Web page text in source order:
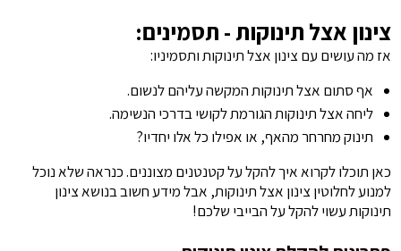
צינון אצל תינוקות - תסמינים:
אז מה עושים עם צינון אצל תינוקות ותסמיניו:
אף סתום אצל תינוקות המקשה עליהם לנשום.
ליחה אצל תינוקות הגורמת לקושי בדרכי הנשימה.
תינוק מחרחר מהאף, או אפילו כל אלו יחדיו?
כאן תוכלו לקרוא איך להקל על קטנטנים מצוננים. כנראה שלא נוכל
למנוע לחלוטין צינון אצל תינוקות, אבל מידע חשוב בנושא צינון
תינוקות עשוי להקל על הבייבי שלכם!